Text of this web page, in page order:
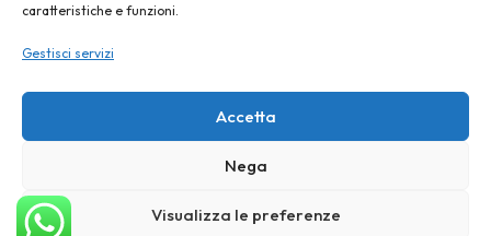
caratteristiche e funzioni.
Gestisci servizi
Accetta
Nega
Visualizza le preferenze
News e Tendenze
Destination Wedding
©2025 SposIn Campania